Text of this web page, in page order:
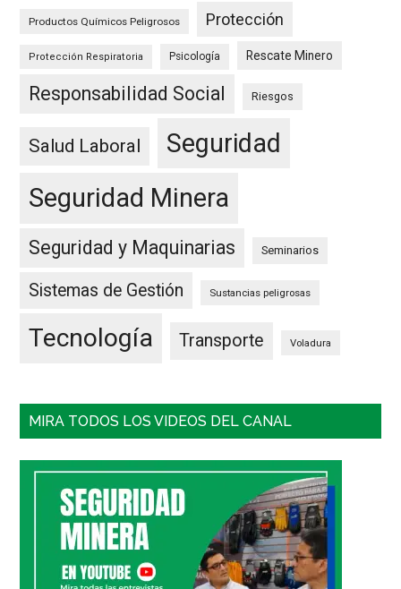
Productos Químicos Peligrosos Protección
Protección Respiratoria Psicología Rescate Minero
Responsabilidad Social Riesgos
Salud Laboral
Seguridad
Seguridad Minera
Seguridad y Maquinarias Seminarios
Sistemas de Gestión Sustancias peligrosas
Tecnología Transporte Voladura
MIRA TODOS LOS VIDEOS DEL CANAL